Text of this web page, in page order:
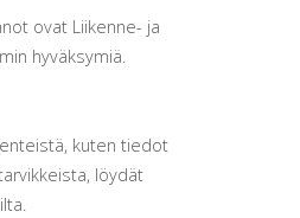
ovat Liikenne- ja
hyväksymiä.
kuten tiedot
löydät